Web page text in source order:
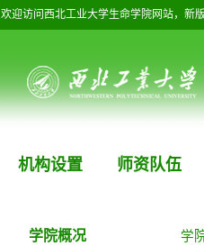
欢迎访问西北工业大学生命学院网站，新
机构设置 师资队伍
学院概况 学